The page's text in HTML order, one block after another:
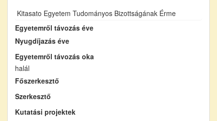
Kitasato Egyetem Tudományos Bizottságának Érme
Egyetemről távozás éve
Nyugdíjazás éve
Egyetemről távozás oka
halál
Főszerkesztő
Szerkesztő
Kutatási projektek